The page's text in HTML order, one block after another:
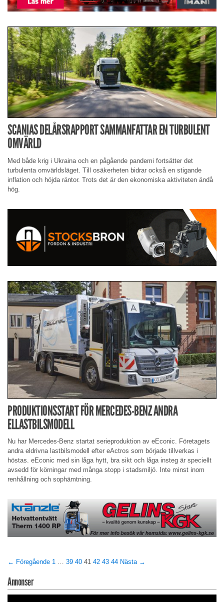
SCANIAS DELÅRSRAPPORT SAMMANFATTAR EN TURBULENT
OMVÄRLD
Med både krig i Ukraina och en pågående pandemi fortsätter det
turbulenta omvärldsläget. Till osäkerheten bidrar också en stigande
inflation och höjda räntor. Trots det är den ekonomiska aktiviteten ändå
hög.
PRODUKTIONSSTART FÖR MERCEDES-BENZ ANDRA
ELLASTBILSMODELL
Nu har Mercedes-Benz startat serieproduktion av eEconic. Företagets
andra eldrivna lastbilsmodell efter eActros som började tillverkas i
höstas. eEconic med sin låga hytt, bra sikt och låga insteg är speciellt
avsedd för körningar med många stopp i stadsmiljö. Inte minst inom
renhållning och sophämtning.
← Föregående 1 39 40 41 42 43 44 Nästa →
Annonser